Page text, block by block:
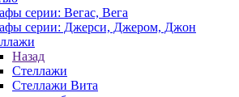
серии: Вегас, Вега
серии: Джерси, Джером, Джон
Назад
Стеллажи
Стеллажи Вита